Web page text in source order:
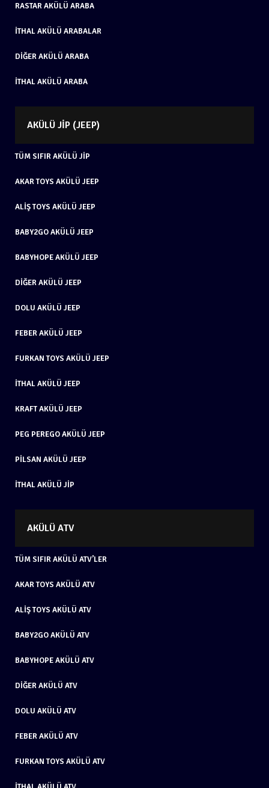
RASTAR AKÜLÜ ARABA
İTHAL AKÜLÜ ARABALAR
DIĞER AKÜLÜ ARABA
İTHAL AKÜLÜ ARABA
AKÜLÜ JIP (JEEP)
TÜM SIFIR AKÜLÜ JIP
AKAR TOYS AKÜLÜ JEEP
ALIŞ TOYS AKÜLÜ JEEP
BABY2GO AKÜLÜ JEEP
BABYHOPE AKÜLÜ JEEP
DIĞER AKÜLÜ JEEP
DOLU AKÜLÜ JEEP
FEBER AKÜLÜ JEEP
FURKAN TOYS AKÜLÜ JEEP
İTHAL AKÜLÜ JEEP
KRAFT AKÜLÜ JEEP
PEG PEREGO AKÜLÜ JEEP
PILSAN AKÜLÜ JEEP
İTHAL AKÜLÜ JIP
AKÜLÜ ATV
TÜM SIFIR AKÜLÜ ATV’LER
AKAR TOYS AKÜLÜ ATV
ALIŞ TOYS AKÜLÜ ATV
BABY2GO AKÜLÜ ATV
BABYHOPE AKÜLÜ ATV
DIĞER AKÜLÜ ATV
DOLU AKÜLÜ ATV
FEBER AKÜLÜ ATV
FURKAN TOYS AKÜLÜ ATV